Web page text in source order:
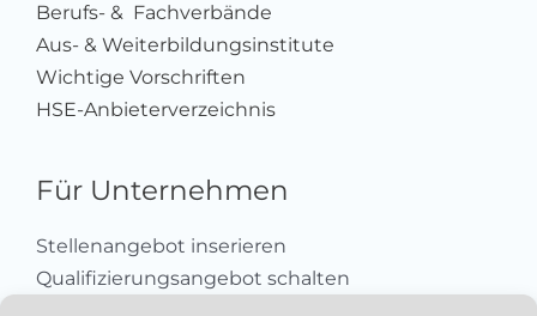
Berufs- & Fachverbände
Aus- & Weiterbildungsinstitute
Wichtige Vorschriften
HSE-Anbieterverzeichnis
Für Unternehmen
Stellenangebot inserieren
Qualifizierungsangebot schalten